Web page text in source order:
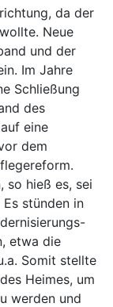
da der
Neue
und der
Im Jahre
Schließung
des
eine
dem
so hieß es, sei
stünden in
etwa die
Somit stellte
Heimes, um
werden und